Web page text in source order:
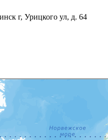
г, Урицкого ул, д. 64